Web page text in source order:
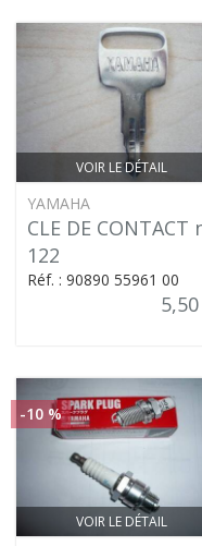
VOIR LE DÉTAIL
YAMAHA
CLE DE CONTACT
122
Réf. : 90890 55961 00
VOIR LE DÉTAIL
-10 %